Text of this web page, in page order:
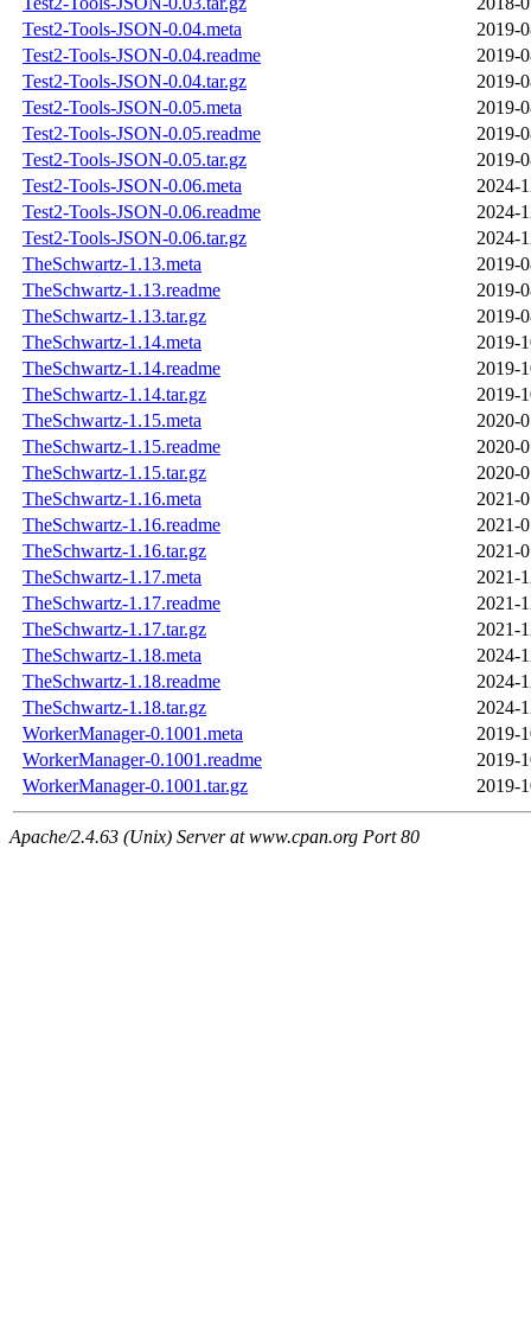
Test2-Tools-JSON-0.04.meta
2019-
Test2-Tools-JSON-0.04.readme
2019-
Test2-Tools-JSON-0.04.tar.gz
2019-
Test2-Tools-JSON-0.05.meta
2019-
Test2-Tools-JSON-0.05.readme
2019-
Test2-Tools-JSON-0.05.tar.gz
2019-
Test2-Tools-JSON-0.06.meta
2024-
Test2-Tools-JSON-0.06.readme
2024-
Test2-Tools-JSON-0.06.tar.gz
2024-
TheSchwartz-1.13.meta
2019-
TheSchwartz-1.13.readme
2019-
TheSchwartz-1.13.tar.gz
2019-
TheSchwartz-1.14.meta
2019-
TheSchwartz-1.14.readme
2019-
TheSchwartz-1.14.tar.gz
2019-
TheSchwartz-1.15.meta
2020-
TheSchwartz-1.15.readme
2020-
TheSchwartz-1.15.tar.gz
2020-
TheSchwartz-1.16.meta
2021-
TheSchwartz-1.16.readme
2021-
TheSchwartz-1.16.tar.gz
2021-
TheSchwartz-1.17.meta
2021-
TheSchwartz-1.17.readme
2021-
TheSchwartz-1.17.tar.gz
2021-
TheSchwartz-1.18.meta
2024-
TheSchwartz-1.18.readme
2024-
TheSchwartz-1.18.tar.gz
2024-
WorkerManager-0.1001.meta
2019-
WorkerManager-0.1001.readme
2019-
WorkerManager-0.1001.tar.gz
2019-
Apache/2.4.63 (Unix) Server at www.cpan.org Port 80